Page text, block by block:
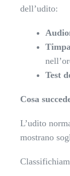
dell’udito:
Test
Cosa
L’udito
mostrano